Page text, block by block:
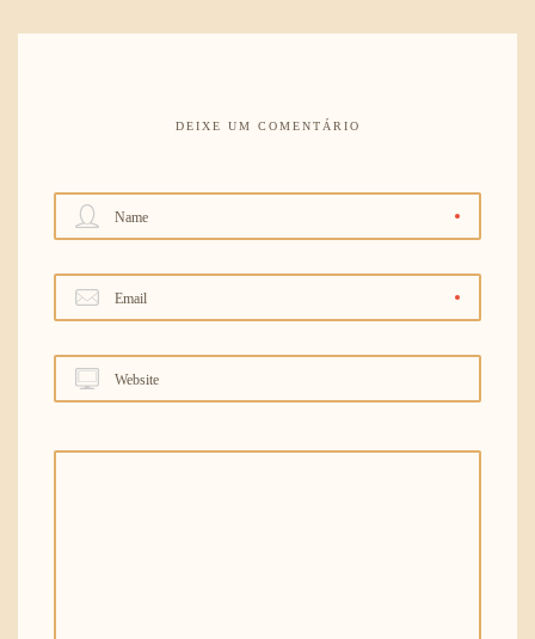
DEIXE UM COMENTÁRIO
Name
Email
Website